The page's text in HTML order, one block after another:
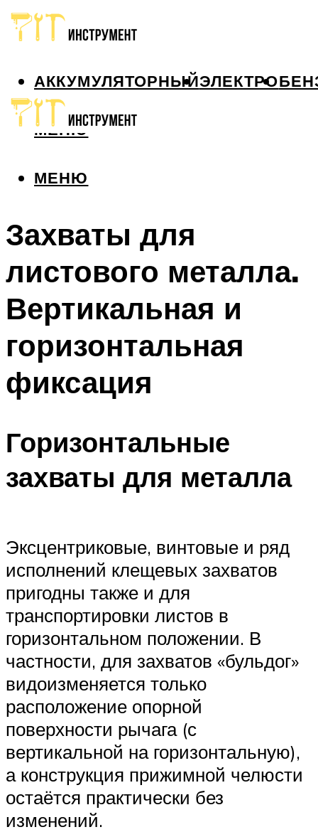
АККУМУЛЯТОРНЫЙЭЛЕКТРО
МЕНЮ
МЕНЮ
Захваты для
листового металла.
Вертикальная и
горизонтальная
фиксация
Горизонтальные
захваты для металла
Эксцентриковые, винтовые и ряд
исполнений клещевых захватов
пригодны также и для
транспортировки листов в
горизонтальном положении. В
частности, для захватов «бульдог»
видоизменяется только
расположение опорной
поверхности рычага (с
вертикальной на горизонтальную),
а конструкция прижимной челюсти
остаётся практически без
изменений.